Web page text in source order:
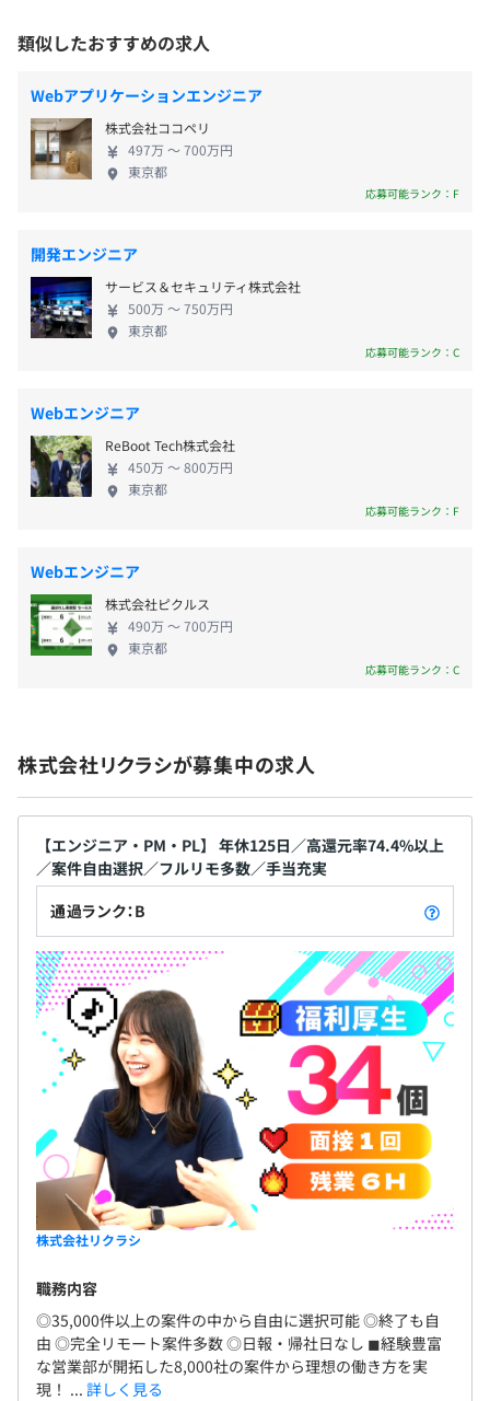
【開発環境】
TypeScript、GO、Swift、HTML/CSS、C#、C、C++、
VB.net、Kotlin、Objective-C、PHP、node.js、ABAP
・FW・ライブラリなど：SpringBoot、Spring、React、
Vue.js、Flutter、.NET Framework、Django、Flask、
MySQL、Oracle
・その他（SaaSなど）：Salesforce、SAP
ほか
・チーム組織構成／2026年度から営業力をさらに強化！
チーム参画拡大を役員も参加して全社的に注力していま
す。
・男女比／ 7:3
＜変更範囲＞
受動喫煙防止措置に関する事項
従業員に対する受動喫煙対策：敷地内禁煙（喫煙場所あ
り）
〈東京本社〉「芝公園」駅
※クライアント先により異なる
◎フルフレックス勤務でライフスタイルに合わせた柔軟な
働き方をしているメンバーもいます。
休憩時間：60分
平均残業時間：平均6.5時間／月 ※無理なく働けるようサ
〈年間休日：125日〉
・年末年始休暇
・夏季休暇
・入社お祝い有給（入社初日から15日間）
・忌引休暇（0親等：10日間、1親等：7日間、2親等：3日
・結婚記念日（結婚記念日月に休暇日を自由に選択可能）
・出産立ち合い休暇（出産に必要な入院の付き添い等を行
う場合に最大2日間休暇を取得可能）
など
・交通費手当：全額
・家賃手当：5,000円／月
・光熱費手当：1,000円／月
・資格取得手当：合格・不合格に関わらず全額支給
・研修手当：50,000円／回
・超！書籍購入手当：5,000円／月
・目指せ！ご長寿！！手当：1,000円／月
・上京手当：50,000円
・トリプル5手当：5年ごとに5万円、5日間の特別休暇を
付与
・やっぱ一人って最高〜！手当：10,000円／年
・なみのり手当：10,000円／年
・お子様見守り隊手当：5,000円／月（0~3歳のお子さん
がいる場合、2,000円増額）
・リファーラル手当：25万円＋上乗せあり／回
・ビューティー手当：3,000円／月
・チケットレストラン手当：3,500円／月
・ニア×ニア手当
・エイ×ニア手当
・エンコ手当：1万円 ※回数制限なし
・備品手当：5,000円／年1回
など
リング。可能な限り最大限応えます。オンプレミスか
らAWSへのスキルチェンジなど経験のない技術への
挑戦も大歓迎です！ ▍リクラシに転職して収入アッ
プ！ 入社したエンジニアのほとんどが給与アップを
実現しています。 単価連動制を採用しており、給与
還元率は74.4%〜90%です。待機中も給与は100%支
給されます。 ▍定量的・公平な評価制度 評価制度の
が入り込まないよう、エンジニアの評価は基本的に
案件単価＝市場価値＝給与になります。 ◎単価連動
制／単価・契約期間を公開しています。 ▍残業時間
は月平均6時間(2026年実績) 定時退社しているエンジ
ニアが多く、過度な残業を強いることはありませ
抑制を交渉。改善が見られない場合は撤退も視野に
改善要望を行います。なお、明らかに残業が多いとき
はお休みを取れるように調整するなど、無理のない
働き方ができるようにサポートしています。 ◎営業
部や管理本部メンバーとMetaLife上でいつでもコミ
モートワークをしています（2026年実績）。 「子供
が産まれたので、自宅にいる時間を増やしたい」と
いう要望に答えて、フルリモート案件に異動したメ
ンバーもいます！ ▍生きやすくする！福利厚生 家賃
かる費用を補助する「目指せ！ご長寿！！手当」な
どユニークなものまで、30以上の福利厚生が揃って
います（2026年5月現在）。今後もますます増えるか
も！？みなさんからの提案もお待ちしてます！
類似したおすすめの求人
Webアプリケーションエンジニア
株式会社ココペリ
497万 〜 700万円
東京都
応募可能ランク：F
開発エンジニア
サービス＆セキュリティ株式会社
500万 〜 750万円
東京都
応募可能ランク：C
Webエンジニア
ReBoot Tech株式会社
450万 〜 800万円
東京都
応募可能ランク：F
Webエンジニア
株式会社ピクルス
490万 〜 700万円
東京都
応募可能ランク：C
株式会社リクラシが募集中の求人
【エンジニア・PM・PL】 年休125日／高還元率74.4%以上
／案件自由選択／フルリモ多数／手当充実
通過ランク：B
株式会社リクラシ
職務内容
◎35,000件以上の案件の中から自由に選択可能 ◎終了も自
由 ◎完全リモート案件多数 ◎日報・帰社日なし ◼︎経験豊富
な営業部が開拓した8,000社の案件から理想の働き方を実
現！ ... 詳しく見る